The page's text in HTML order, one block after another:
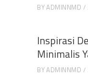
BYADMINNMD
Inspirasi
Minimalis
BYADMINNMD